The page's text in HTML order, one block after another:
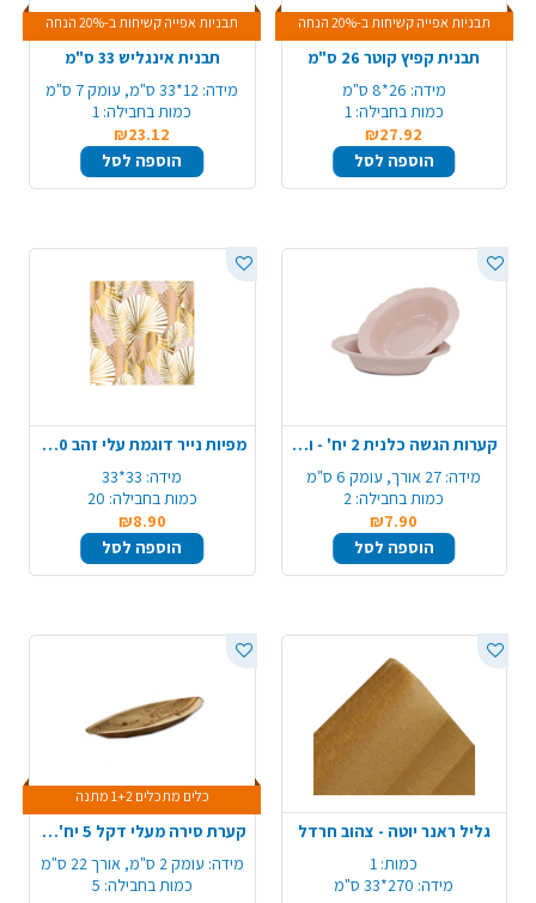
תבניות אפייה קשיחות ב-20% הנחה
תבנית קפיץ קוטר 26 ס"מ
מידה: 26*8 ס"מ
כמות בחבילה: 1
₪27.92
הוספה לסל
תבניות אפייה קשיחות ב-20% הנחה
תבנית אינגליש 33 ס"מ
מידה: 12*33 ס"מ, עומק 7 ס"מ
כמות בחבילה: 1
₪23.12
הוספה לסל
קערות הגשה כלנית 2 יח' - ורוד
מידה: 27 אורך, עומק 6 ס"מ
כמות בחבילה: 2
₪7.90
הוספה לסל
מפיות נייר דוגמת עלי זהב 20 יח' - ורוד
מידה: 33*33
כמות בחבילה: 20
₪8.90
הוספה לסל
גליל ראנר יוטה - צהוב חרדל
כמות: 1
מידה: 270*33 ס"מ
כלים מתכלים 1+2 מתנה
קערת סירה מעלי דקל 5 יח' - בינוני
מידה: עומק 2 ס"מ, אורך 22 ס"מ
כמות בחבילה: 5